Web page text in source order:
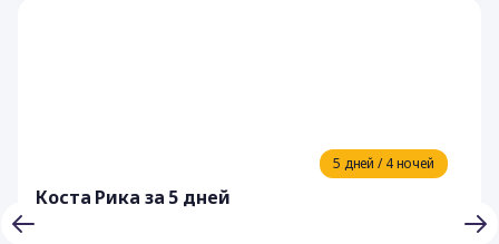
5 дней / 4 ночей
Коста Рика за 5 дней